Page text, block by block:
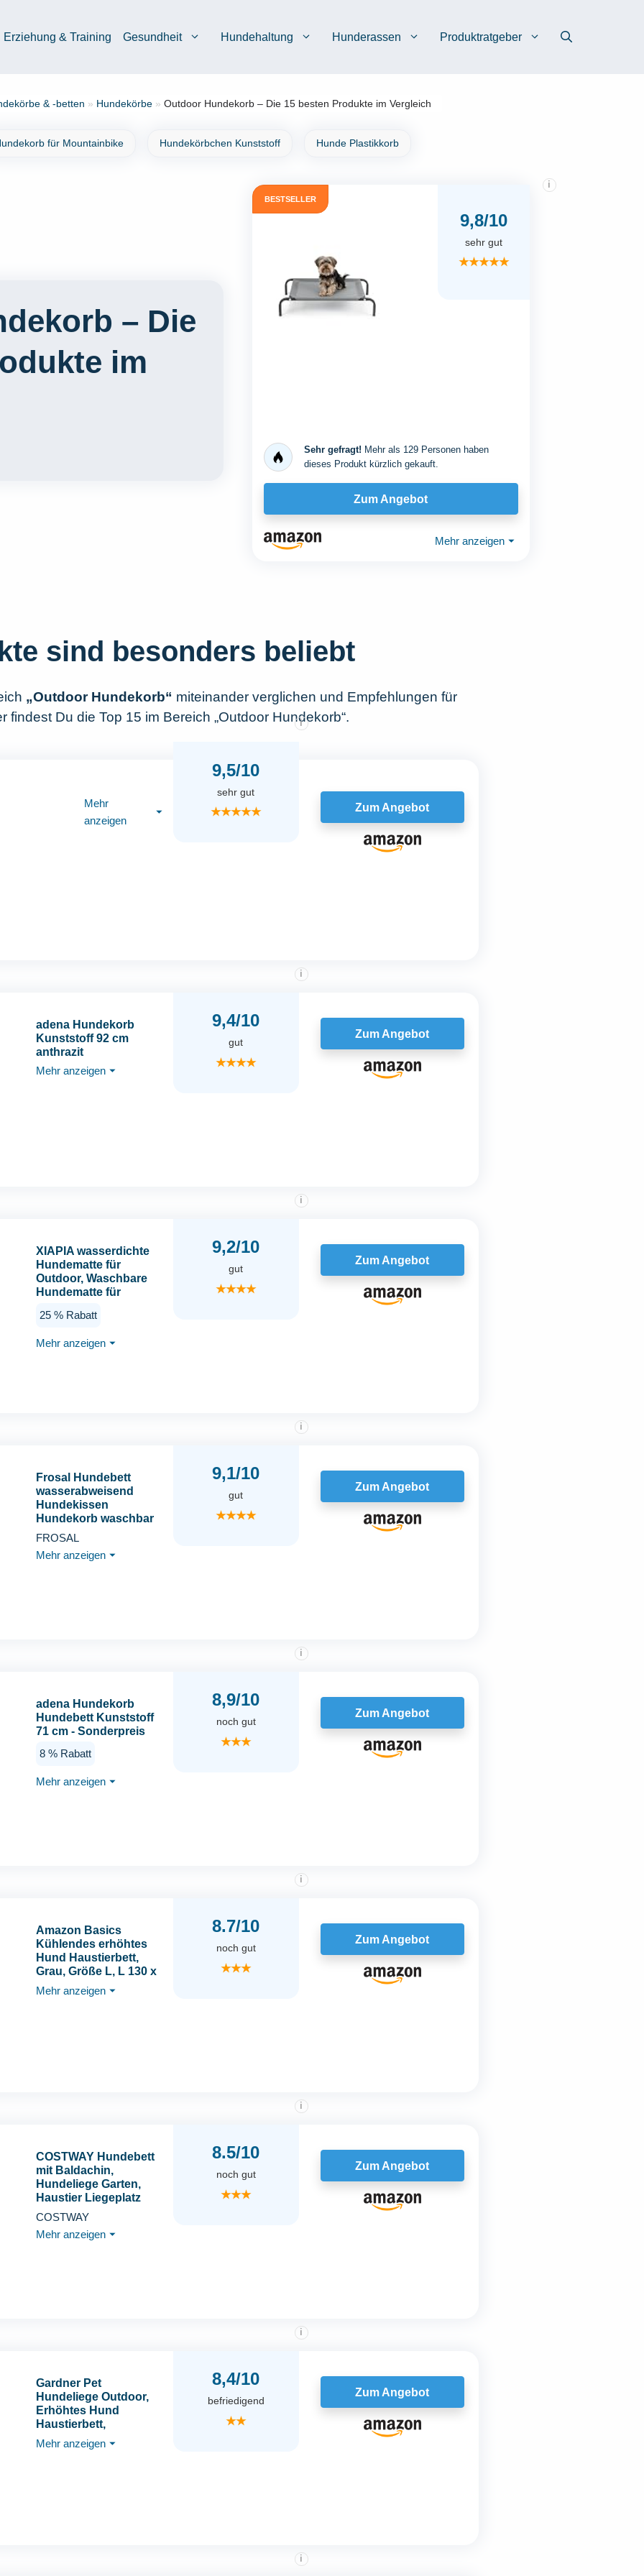
Erziehung & Training Gesundheit Hundehaltung Hunderassen Produktratgeber
& -betten » Hundekörbe » Outdoor Hundekorb – Die 15 besten Produkte im Vergleich
für Mountainbike Hundekörbchen Kunststoff Hunde Plastikkorb
– Die
im
BESTSELLER
9,8/10
i
sehr gut
★★★★★
Sehr gefragt! Mehr als 129 Personen haben
dieses Produkt kürzlich gekauft.
Zum Angebot
Mehr anzeigen ⏷
sind besonders beliebt
„Outdoor Hundekorb“ miteinander verglichen und Empfehlungen für
findest Du die Top 15 im Bereich „Outdoor Hundekorb“.
Mehr
anzeigen
⏷
9,5/10
i
sehr gut
★★★★★ Zum Angebot
adena Hundekorb
Kunststoff 92 cm
anthrazit
Mehr anzeigen ⏷
9,4/10
i
gut
★★★★
Zum Angebot
XIAPIA wasserdichte
Hundematte für
Outdoor, Waschbare
Hundematte für
Hygienisch, Faltbares
Reisedecke für
25 % Rabatt
Mehr anzeigen ⏷
9,2/10
i
gut
★★★★
Zum Angebot
Frosal Hundebett
wasserabweisend
Hundekissen
Hundekorb waschbar
Hundematratze Bett
Hund Hundekörbchen
Größe M, L, XL (L - 83
FROSAL
Mehr anzeigen ⏷
9,1/10
i
gut
★★★★
Zum Angebot
adena Hundekorb
Hundebett Kunststoff
71 cm - Sonderpreis
8 % Rabatt
Mehr anzeigen ⏷
8,9/10
i
noch gut
★★★
Zum Angebot
Amazon Basics
Kühlendes erhöhtes
Hund Haustierbett,
Grau, Größe L, L 130 x
B 80 x H 19 cm
Mehr anzeigen ⏷
8.7/10
i
noch gut
★★★
Zum Angebot
COSTWAY Hundebett
mit Baldachin,
Hundeliege Garten,
Haustier Liegeplatz
draußen, Hundesofa
Schlafplatz Outdoor,
Haustierbett Hund,
COSTWAY
Mehr anzeigen ⏷
8.5/10
i
noch gut
★★★
Zum Angebot
Gardner Pet
Hundeliege Outdoor,
Erhöhtes Hund
Haustierbett,
Kühlendes Hundebett
für Draußen,
Mehr anzeigen ⏷
8,4/10
i
befriedigend
★★
Zum Angebot
i